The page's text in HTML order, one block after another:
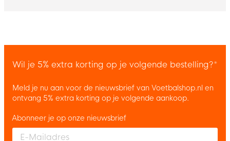
Wil je 5% extra korting op je volgende bestelling?*
Meld je nu aan voor de nieuwsbrief van Voetbalshop.nl en
ontvang 5% extra korting op je volgende aankoop.
Enter your email and accept the privacy policy to subscribe to
Abonneer je op onze nieuwsbrief